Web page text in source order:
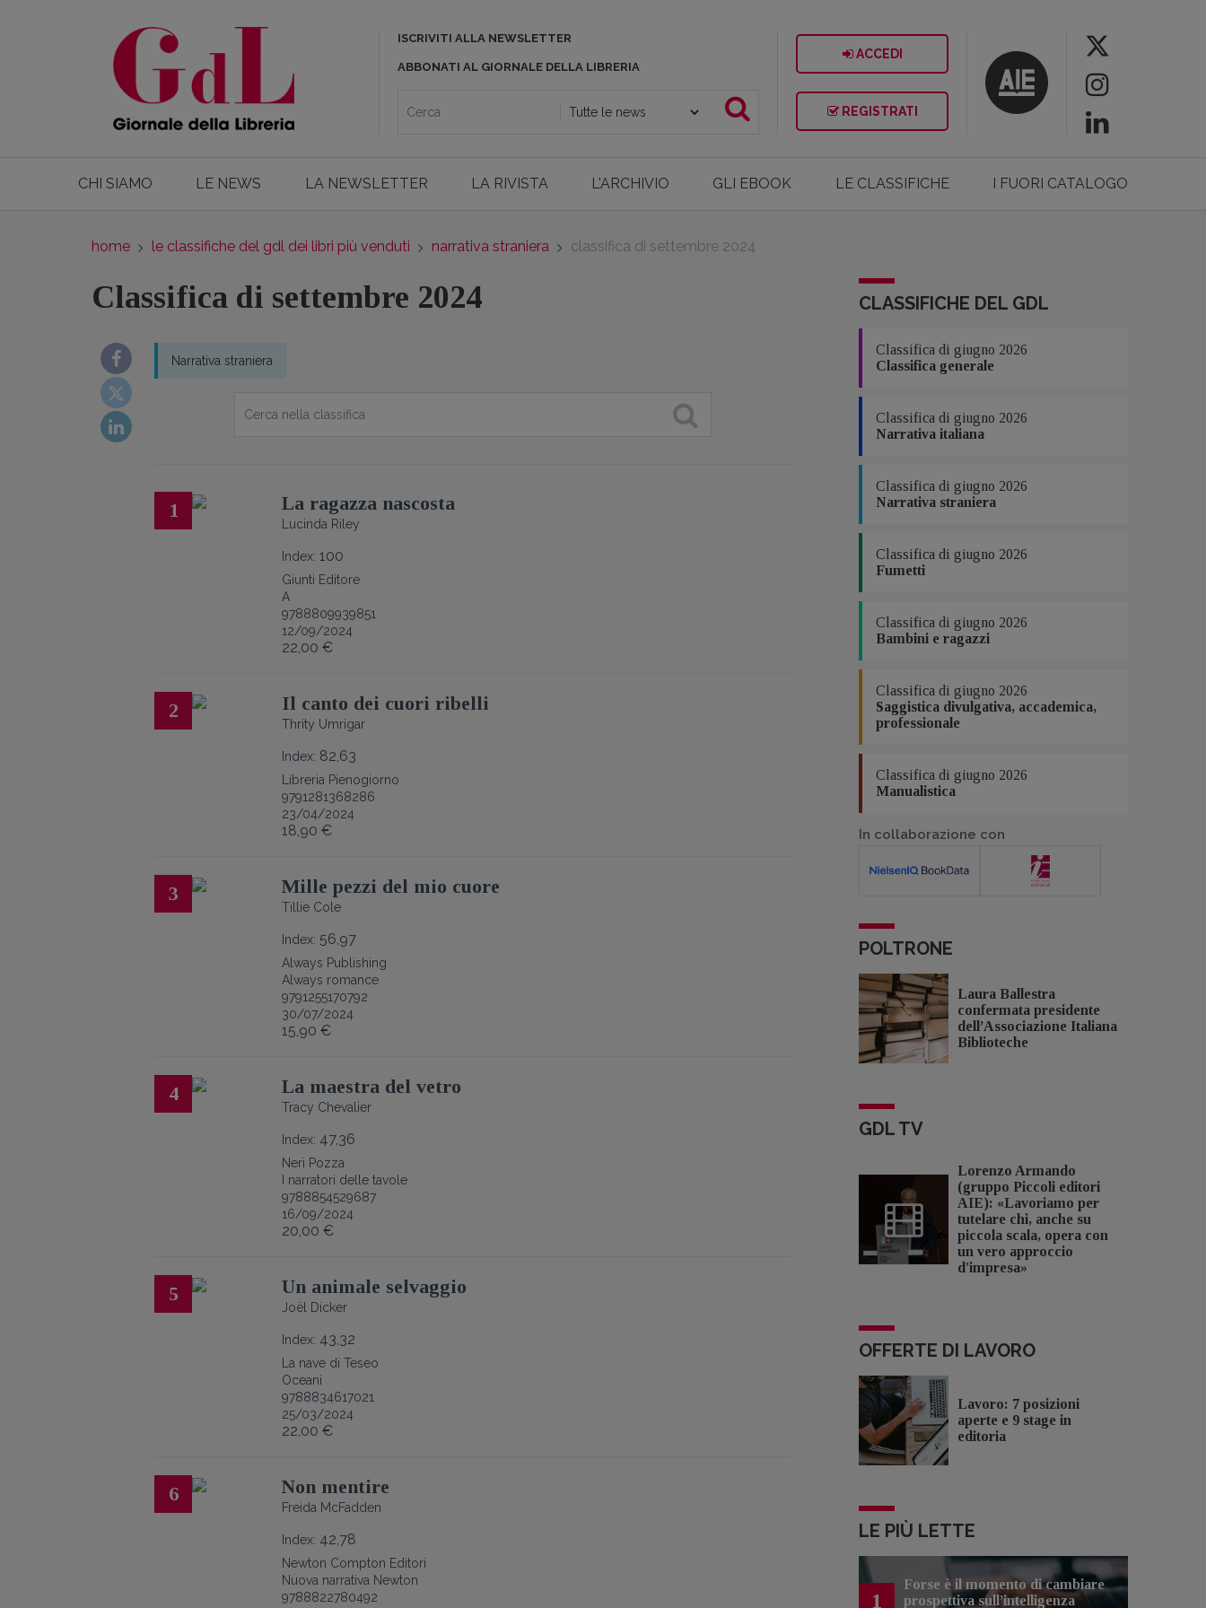
ISCRIVITI ALLA NEWSLETTER
ABBONATI AL GIORNALE DELLA LIBRERIA
ACCEDI
REGISTRATI
CHI SIAMO LE NEWS LA NEWSLETTER LA RIVISTA L'ARCHIVIO GLI EBOOK LE CLASSIFICHE I FUORI CATALOGO
home le classifiche del gdl dei libri più venduti narrativa straniera classifica di settembre 2024
Classifica di settembre 2024
Narrativa straniera
1 La ragazza nascosta
Lucinda Riley
Index: 100
Giunti Editore
A
9788809939851
12/09/2024
22,00 €
2 Il canto dei cuori ribelli
Thrity Umrigar
Index: 82,63
Libreria Pienogiorno
9791281368286
23/04/2024
18,90 €
3 Mille pezzi del mio cuore
Tillie Cole
Index: 56,97
Always Publishing
Always romance
9791255170792
30/07/2024
15,90 €
4 La maestra del vetro
Tracy Chevalier
Index: 47,36
Neri Pozza
I narratori delle tavole
9788854529687
16/09/2024
20,00 €
5 Un animale selvaggio
Joël Dicker
Index: 43,32
La nave di Teseo
Oceani
9788834617021
25/03/2024
22,00 €
6 Non mentire
Freida McFadden
Index: 42,78
Newton Compton Editori
Nuova narrativa Newton
9788822780492
CLASSIFICHE DEL GDL
Classifica di giugno 2026
Classifica generale
Classifica di giugno 2026
Narrativa italiana
Classifica di giugno 2026
Narrativa straniera
Classifica di giugno 2026
Fumetti
Classifica di giugno 2026
Bambini e ragazzi
Classifica di giugno 2026
Saggistica divulgativa, accademica,
professionale
Classifica di giugno 2026
Manualistica
In collaborazione con
POLTRONE
Laura Ballestra
confermata presidente
dell’Associazione Italiana
Biblioteche
GDL TV
Lorenzo Armando
(gruppo Piccoli editori
AIE): «Lavoriamo per
tutelare chi, anche su
piccola scala, opera con
un vero approccio
d'impresa»
OFFERTE DI LAVORO
Lavoro: 7 posizioni
aperte e 9 stage in
editoria
LE PIÙ LETTE
1
Forse è il momento di cambiare
prospettiva sull’intelligenza